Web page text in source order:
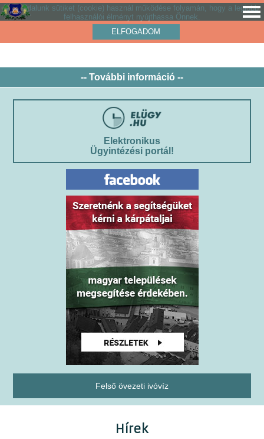
Weboldalunk sütiket (cookie) használ működése folyamán, hogy a legjobb
felhasználói élményt nyújthassa Önnek.
ELFOGADOM
-- További információ --
Elektronikus
Ügyintézési portál!
Felső övezeti ivóvíz
Hírek